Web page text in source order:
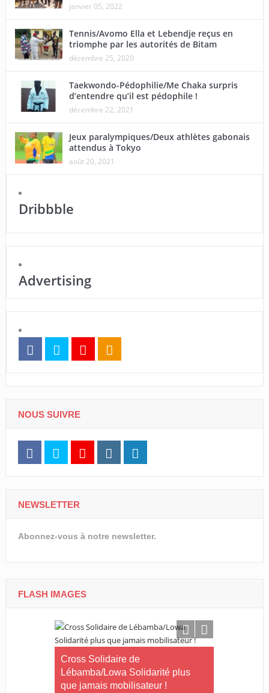
janvier 05, 2022
Tennis/Avomo Ella et Lebendje reçus en
triomphe par les autorités de Bitam
décembre 25, 2020
Taekwondo-Pédophilie/Me Chaka surpris
d’entendre qu’il est pédophile !
décembre 22, 2021
Jeux paralympiques/Deux athlètes gabonais
attendus à Tokyo
août 20, 2021
Dribbble
Advertising
NOUS SUIVRE
NEWSLETTER
Abonnez-vous à notre newsletter.
FLASH IMAGES
Cross Solidaire de
Lébamba/Lowa Solidarité plus
que jamais mobilisateur !